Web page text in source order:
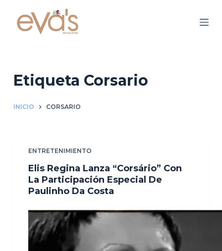
Etiqueta Corsario
INICIO CORSARIO
ENTRETENIMIENTO
Elis Regina Lanza “Corsário” Con
La Participación Especial De
Paulinho Da Costa